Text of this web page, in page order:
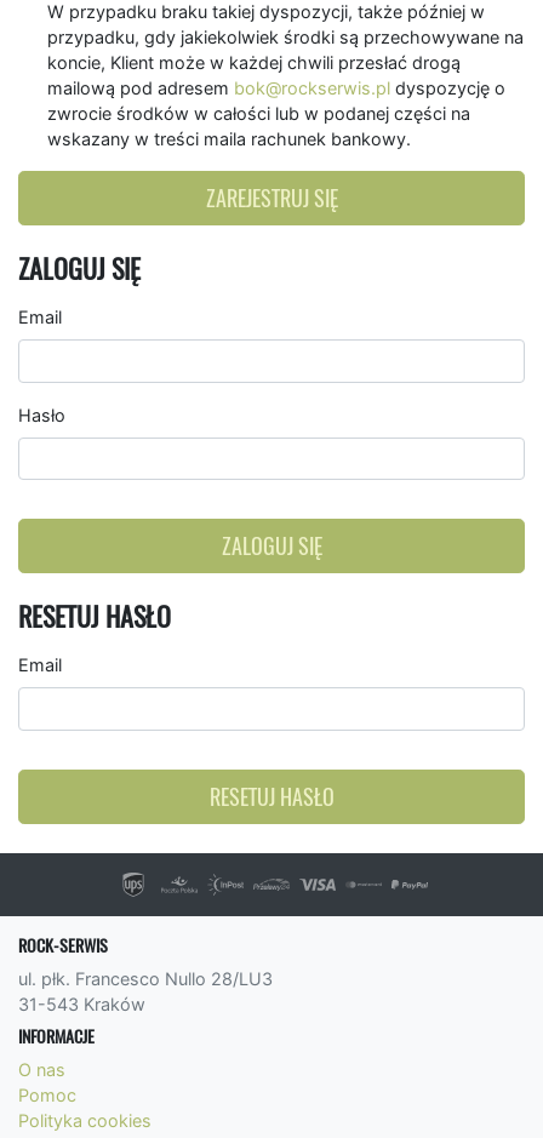
W przypadku braku takiej dyspozycji, także później w
przypadku, gdy jakiekolwiek środki są przechowywane na
koncie, Klient może w każdej chwili przesłać drogą
mailową pod adresem bok@rockserwis.pl dyspozycję o
zwrocie środków w całości lub w podanej części na
wskazany w treści maila rachunek bankowy.
ZAREJESTRUJ SIĘ
ZALOGUJ SIĘ
Email
Hasło
ZALOGUJ SIĘ
RESETUJ HASŁO
Email
RESETUJ HASŁO
ROCK-SERWIS
ul. płk. Francesco Nullo 28/LU3
31-543 Kraków
INFORMACJE
O nas
Pomoc
Polityka cookies